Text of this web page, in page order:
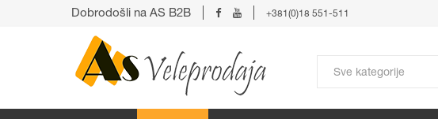
Dobrodošli na AS B2B +381(0)18 551-511